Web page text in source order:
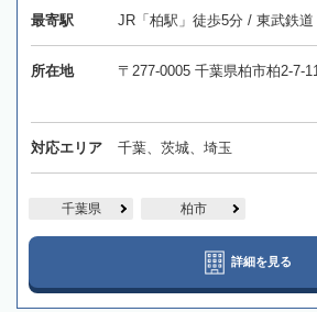
最寄駅 JR「柏駅」徒歩5分 / 東武鉄
所在地 〒277-0005 千葉県柏市柏2-7-
対応エリア 千葉、茨城、埼玉
千葉県 柏市
詳細を見る